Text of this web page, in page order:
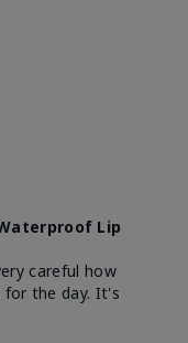
Lip
careful how
the day. It's